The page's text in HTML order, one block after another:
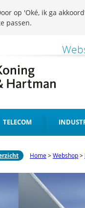
TELECOM
Home>Webshop>
op 'Oké, ik ga
passen.